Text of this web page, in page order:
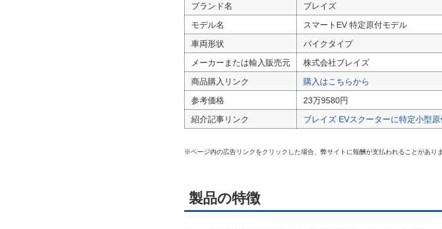
広告掲載について
ブランド名
ブレイズ
モデル名
スマートEV 特定原付モデル
車両形状
バイクタイプ
メーカーまたは輸入販売元
株式会社ブレイズ
商品購入リンク
購入はこちらから
参考価格
23万9580円
紹介記事リンク
ブレイズ EVスクーターに特定小型
※ページ内の広告リンクをクリックした場合、弊サイトに報酬が支払われることがありま
製品の特徴